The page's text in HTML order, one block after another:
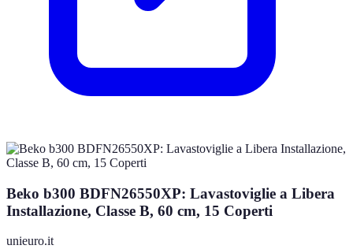
Beko b300 BDFN26550XP: Lavastoviglie a Libera
Installazione, Classe B, 60 cm, 15 Coperti
unieuro.it